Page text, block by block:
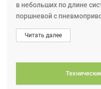
в небольших по длине
поршневой с
5:1 и состоит из
диаметр 50 мм. и
л./мин., макс. давление
Читать далее